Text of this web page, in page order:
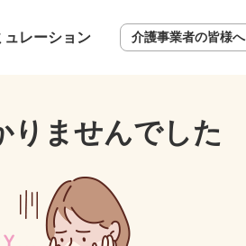
ュレーション 介護事業者の皆様へ
りませんでした